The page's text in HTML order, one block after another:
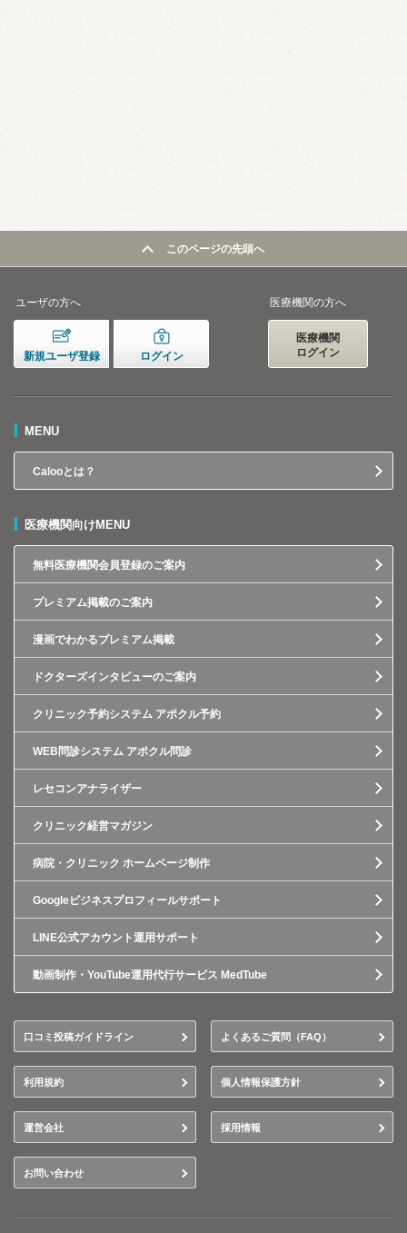
このページの先頭へ
ユーザの方へ
新規ユーザ登録 ログイン
医療機関の方へ
医療機関
ログイン
MENU
Calooとは？
医療機関向けMENU
無料医療機関会員登録のご案内
プレミアム掲載のご案内
漫画でわかるプレミアム掲載
ドクターズインタビューのご案内
クリニック予約システム アポクル予約
WEB問診システム アポクル問診
レセコンアナライザー
クリニック経営マガジン
病院・クリニック ホームページ制作
Googleビジネスプロフィールサポート
LINE公式アカウント運用サポート
動画制作・YouTube運用代行サービス MedTube
口コミ投稿ガイドライン よくあるご質問（FAQ）
利用規約 個人情報保護方針
運営会社 採用情報
お問い合わせ